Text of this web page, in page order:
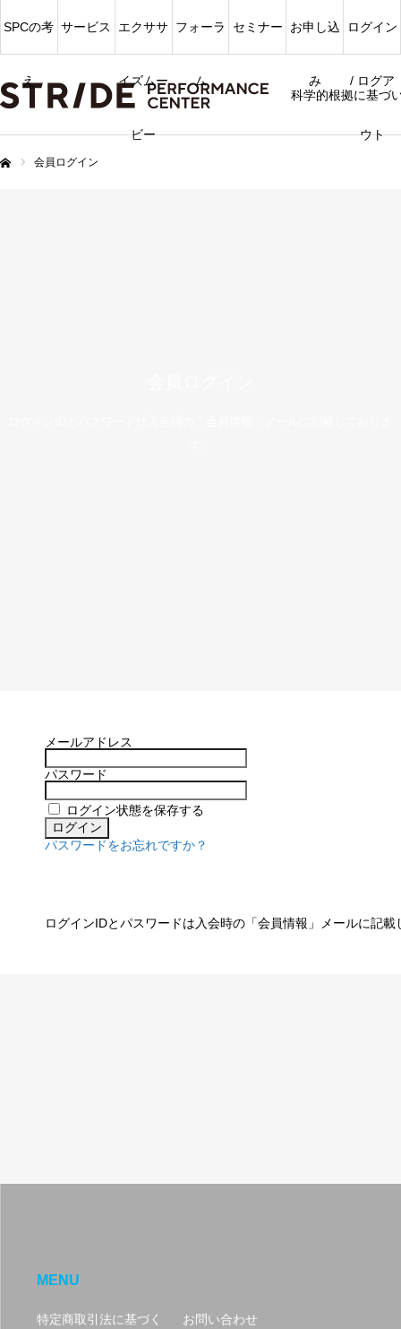
科学的根拠に基づ
SPCの考
え
サービス エクササ
イズムー
ビー
フォーラ
ム
セミナー お申し込
み
ログイン
/ ログア
ウト
会員ログイン
メールアドレス
パスワード
ログイン状態を保存する
パスワードをお忘れですか？
ログインIDとパスワードは入会時の「会員情報」メールに記載
MENU
特定商取引法に基づく
お問い合わせ